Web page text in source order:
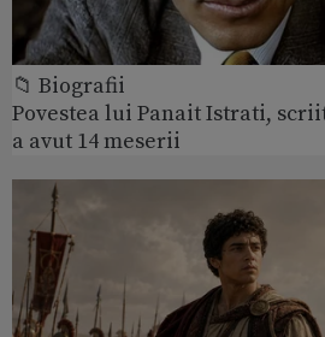
📁 Biografii
Povestea lui Panait Istrati,
a avut 14 meserii